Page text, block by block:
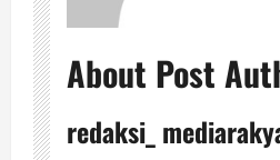
About Post
redaksi_